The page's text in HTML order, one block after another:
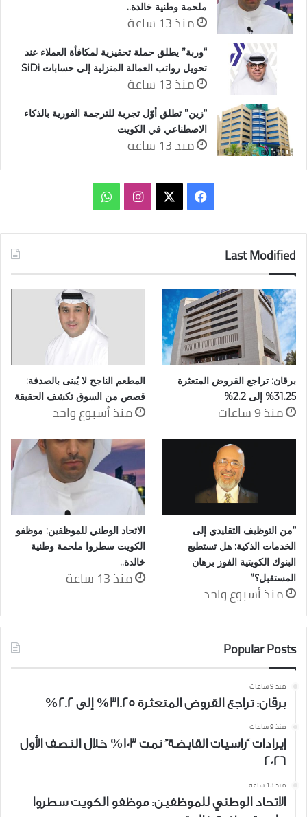
ملحمة وطنية خالدة..
منذ 13 ساعة
“وربة” يطلق حملة تحفيزية لمكافأة العملاء عند
تحويل رواتب العمالة المنزلية إلى حسابات SiDi
منذ 13 ساعة
“زين” تطلق أوّل تجربة للترجمة الفورية بالذكاء
الاصطناعي في الكويت
منذ 13 ساعة
فيسبوك انستقرامواتساب
Last Modified
برقان: تراجع القروض المتعثرة
31.25% إلى 2.2%
منذ 9 ساعات
المطعم الناجح لا يُبنى بالصدفة:
قصص من السوق تكشف الحقيقة
منذ أسبوع واحد
“من التوظيف التقليدي إلى
الخدمات الذكية: هل تستطيع
البنوك الكويتية الفوز برهان
المستقبل؟”
منذ أسبوع واحد
الاتحاد الوطني للموظفين: موظفو
الكويت سطروا ملحمة وطنية
خالدة..
منذ 13 ساعة
Popular Posts
منذ 9 ساعات
برقان: تراجع القروض المتعثرة 31.25% إلى 2.2%
منذ 9 ساعات
إيرادات “راسيات القابضة” نمت 103% خلال النصف الأول
2026
منذ 13 ساعة
الاتحاد الوطني للموظفين: موظفو الكويت سطروا